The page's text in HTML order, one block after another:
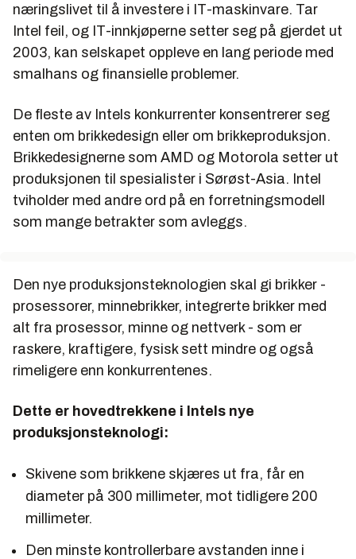
næringslivet til å investere i IT-maskinvare. Tar
Intel feil, og IT-innkjøperne setter seg på gjerdet ut
2003, kan selskapet oppleve en lang periode med
smalhans og finansielle problemer.
De fleste av Intels konkurrenter konsentrerer seg
enten om brikkedesign eller om brikkeproduksjon.
Brikkedesignerne som AMD og Motorola setter ut
produksjonen til spesialister i Sørøst-Asia. Intel
tviholder med andre ord på en forretningsmodell
som mange betrakter som avleggs.
Den nye produksjonsteknologien skal gi brikker -
prosessorer, minnebrikker, integrerte brikker med
alt fra prosessor, minne og nettverk - som er
raskere, kraftigere, fysisk sett mindre og også
rimeligere enn konkurrentenes.
Dette er hovedtrekkene i Intels nye
produksjonsteknologi:
Skivene som brikkene skjæres ut fra, får en
diameter på 300 millimeter, mot tidligere 200
millimeter.
Den minste kontrollerbare avstanden inne i